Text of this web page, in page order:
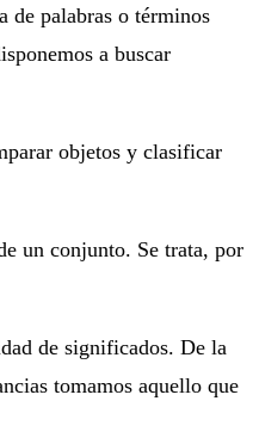
de palabras o términos
a buscar
objetos y clasificar
un conjunto. Se trata, por
de significados. De la
tomamos aquello que